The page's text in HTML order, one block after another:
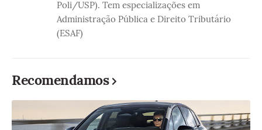
Poli/USP). Tem especializações em
Administração Pública e Direito Tributário
(ESAF)
Recomendamos